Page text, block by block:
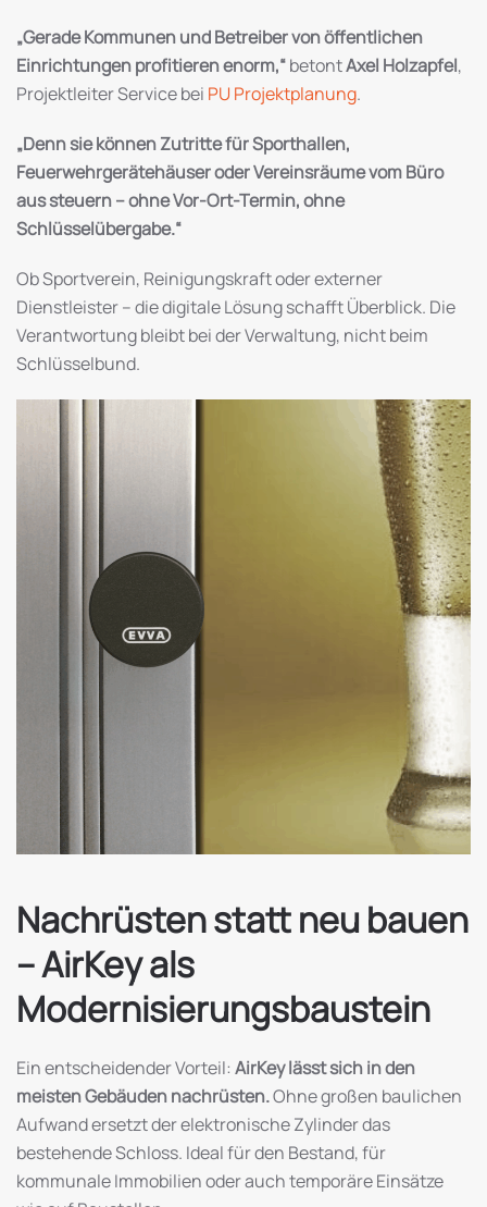
„Gerade Kommunen und Betreiber von öffentlichen
Einrichtungen profitieren enorm,“betontAxel Holzapfel,
Projektleiter Service bei PU Projektplanung.
„Denn sie können Zutritte für Sporthallen,
Feuerwehrgerätehäuser oder Vereinsräume vom Büro
aus steuern – ohne Vor-Ort-Termin, ohne
Schlüsselübergabe.“
Ob Sportverein, Reinigungskraft oder externer
Dienstleister – die digitale Lösung schafft Überblick. Die
Verantwortung bleibt bei der Verwaltung, nicht beim
Schlüsselbund.
Nachrüsten statt neu bauen
– AirKey als
Modernisierungsbaustein
Ein entscheidender Vorteil: AirKey lässt sich in den
meisten Gebäuden nachrüsten.Ohne großen baulichen
Aufwand ersetzt der elektronische Zylinder das
bestehende Schloss. Ideal für den Bestand, für
kommunale Immobilien oder auch temporäre Einsätze